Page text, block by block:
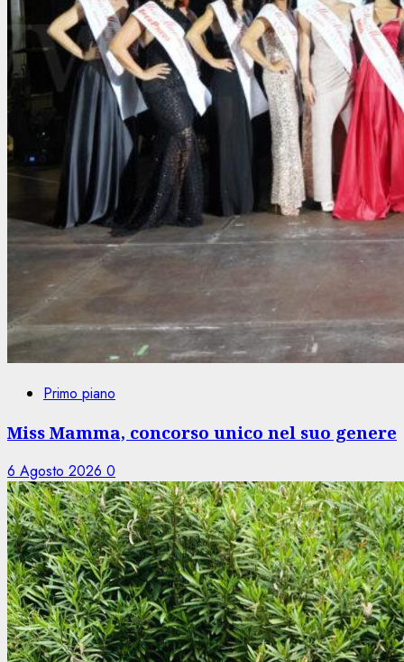
Primo piano
Miss Mamma, concorso unico nel suo genere
6 Agosto 2026 0